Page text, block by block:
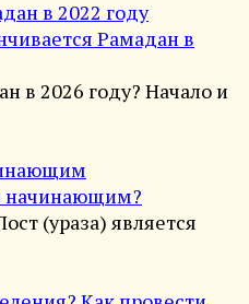
Рамадан в
в 2026 году? Начало и
начинающим?
(ураза) является